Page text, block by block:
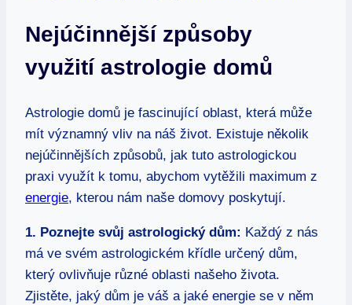
Nejúčinnější​ způsoby
využití astrologie domů
Astrologie‍ domů je fascinující oblast, která může
mít významný vliv​ na náš život.​ Existuje několik⁤
nejúčinnějších způsobů, jak tuto astrologickou⁢
praxi využít k⁣ tomu, abychom vytěžili maximum z⁣
energie, kterou nám naše domovy ⁣poskytují.
1. Poznejte svůj astrologický ‌dům: ‍Každý z​ nás
má ve svém astrologickém křídle ‌určený dům,‍
který ovlivňuje‌ různé oblasti našeho života.
Zjistěte, ⁣jaký ​dům je‍ váš​ a jaké ⁣energie se v něm